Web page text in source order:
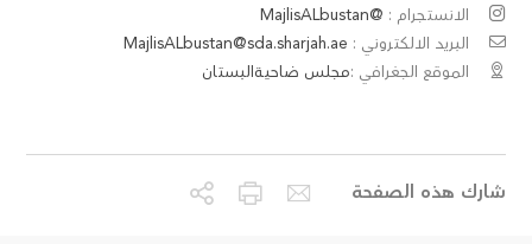
الانستجرام : @MajlisALbustan
البريد الالكتروني : MajlisALbustan@sda.sharjah.ae
الموقع الجغرافي :مجلس ضاحيةالبستان
شارك هذه الصفحة